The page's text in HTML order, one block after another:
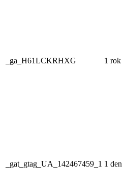
_ga_H61LCKRHXG 1 rok
_gat_gtag_UA_142467459_1 1 den